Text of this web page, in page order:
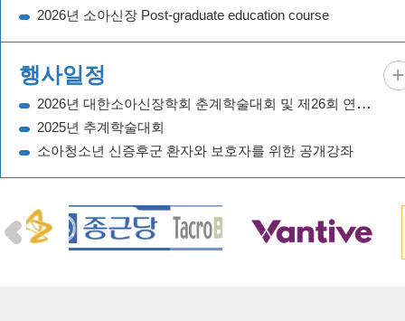
2026년 소아신장 Post-graduate education course
행사일정
2026년 대한소아신장학회 춘계학술대회 및 제26회 연수강좌
2025년 추계학술대회
소아청소년 신증후군 환자와 보호자를 위한 공개강좌